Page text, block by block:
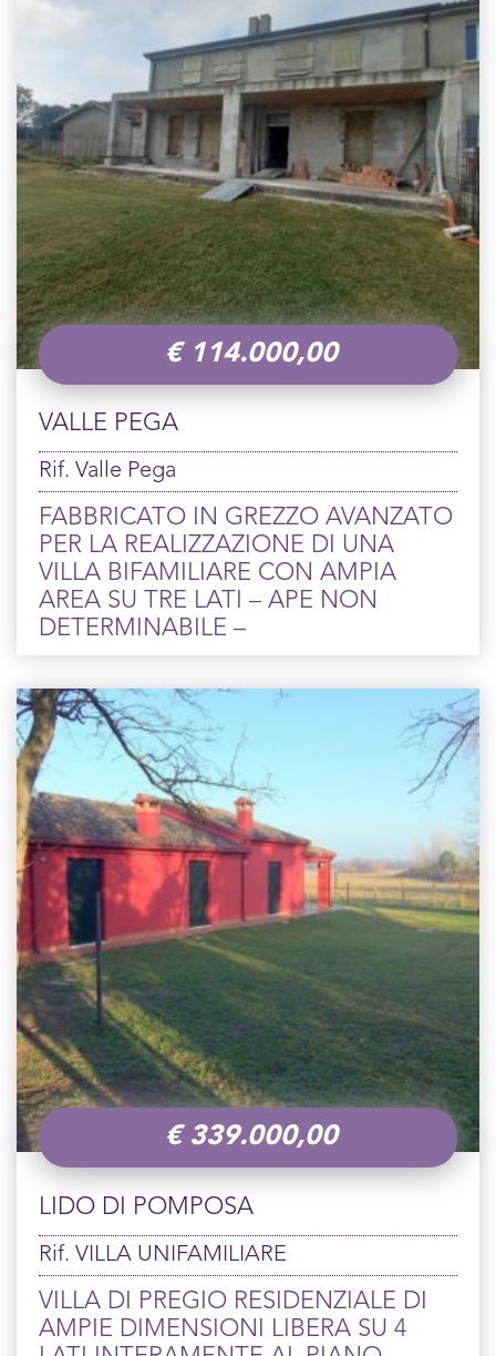
€114.000,00
VALLE PEGA
Rif. Valle Pega
FABBRICATO IN GREZZO AVANZATO
PER LA REALIZZAZIONE DI UNA
VILLA BIFAMILIARE CON AMPIA
AREA SU TRE LATI – APE NON
DETERMINABILE –
€339.000,00
LIDO DI POMPOSA
Rif. VILLA UNIFAMILIARE
VILLA DI PREGIO RESIDENZIALE DI
AMPIE DIMENSIONI LIBERA SU 4